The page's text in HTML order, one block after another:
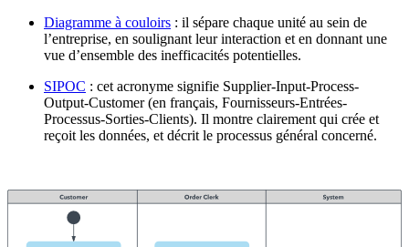
Diagramme à couloirs : il sépare chaque unité au sein de
l’entreprise, en soulignant leur interaction et en donnant une
vue d’ensemble des inefficacités potentielles.
SIPOC : cet acronyme signifie Supplier-Input-Process-
Output-Customer (en français, Fournisseurs-Entrées-
Processus-Sorties-Clients). Il montre clairement qui crée et
reçoit les données, et décrit le processus général concerné.